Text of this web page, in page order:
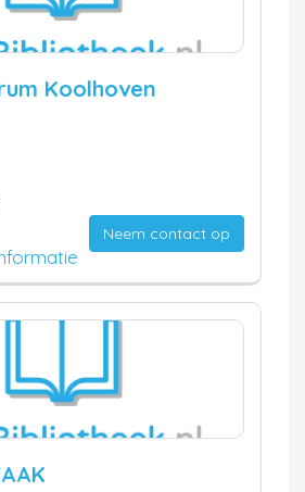
Koolhoven
Neem contact op